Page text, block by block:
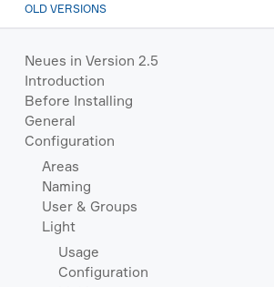
OLD VERSIONS
Neues in Version 2.5
Introduction
Before Installing
General
Configuration
Areas
Naming
User & Groups
Light
Usage
Configuration